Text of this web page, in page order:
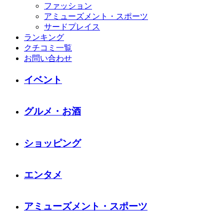
ファッション
アミューズメント・スポーツ
サードプレイス
ランキング
クチコミ一覧
お問い合わせ
イベント
グルメ・お酒
ショッピング
エンタメ
アミューズメント・スポーツ